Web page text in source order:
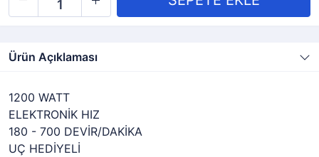
Ürün Açıklaması
1200 WATT
ELEKTRONİK HIZ
180 - 700 DEVİR/DAKİKA
UÇ HEDİYELİ